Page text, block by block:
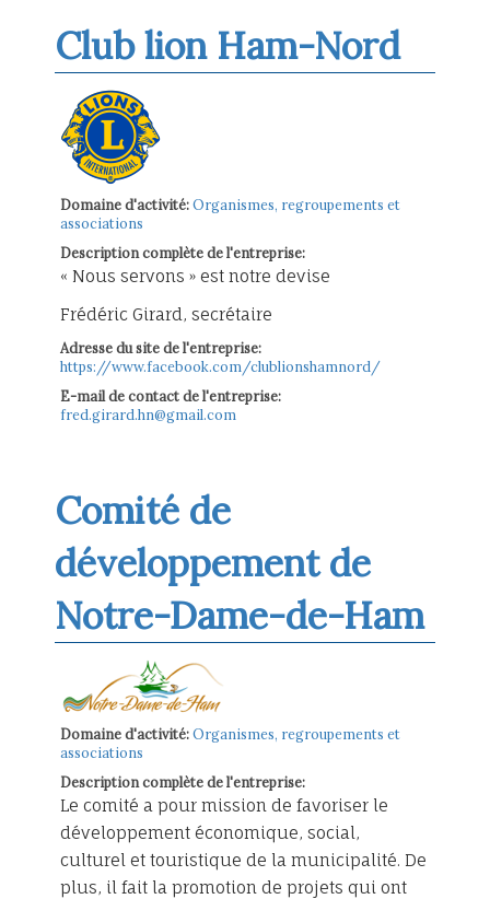
Club lion Ham-Nord
Domaine d'activité:Organismes, regroupements et
associations
Description complète de l'entreprise:
« Nous servons » est notre devise
Frédéric Girard, secrétaire
Adresse du site de l'entreprise:
https://www.facebook.com/clublionshamnord/
E-mail de contact de l'entreprise:
fred.girard.hn@gmail.com
Comité de
développement de
Notre-Dame-de-Ham
Domaine d'activité:Organismes, regroupements et
associations
Description complète de l'entreprise:
Le comité a pour mission de favoriser le
développement économique, social,
culturel et touristique de la municipalité. De
plus, il fait la promotion de projets qui ont